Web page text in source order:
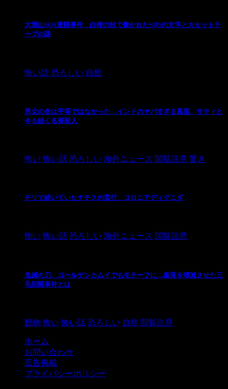
大雪山SOS遭難事件 白樺の枝で書かれたSOSの文字とカセットテ
ープの謎
怖い話 恐ろしい 自然
男女の命は平等ではなかった…インドのヤバすぎる風習、サティと
今も続く名誉殺人
怖い 怖い話 恐ろしい 海外ニュース 閲覧注意 驚き
チリで続いていたナチスの蛮行、コロニアディグニダ
怖い 怖い話 恐ろしい 海外ニュース 閲覧注意
鬼滅の刃、ゴールデンカムイでもモチーフに…集落を壊滅させた三
毛別羆事件とは
動物 怖い 怖い話 恐ろしい 自然 閲覧注意
ホーム
お問い合わせ
広告掲載
プライバシーポリシー